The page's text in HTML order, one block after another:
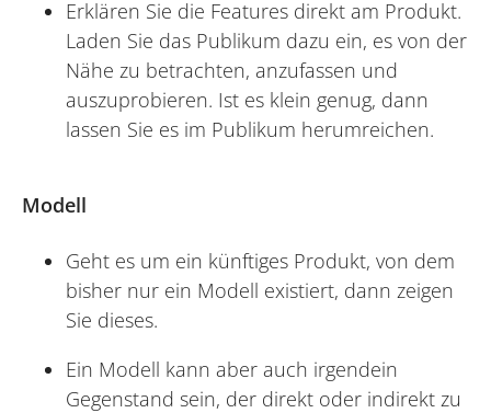
Erklären Sie die Features direkt am Produkt.
Laden Sie das Publikum dazu ein, es von der
Nähe zu betrachten, anzufassen und
auszuprobieren. Ist es klein genug, dann
lassen Sie es im Publikum herumreichen.
Modell
Geht es um ein künftiges Produkt, von dem
bisher nur ein Modell existiert, dann zeigen
Sie dieses.
Ein Modell kann aber auch irgendein
Gegenstand sein, der direkt oder indirekt zu